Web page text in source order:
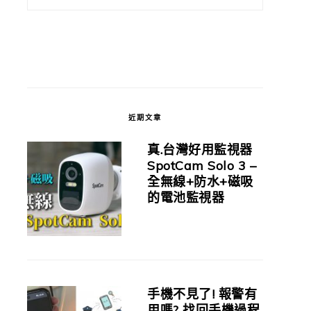
近期文章
真.台灣好用監視器
SpotCam Solo 3 –
全無線+防水+磁吸
的電池監視器
手機不見了! 報警有